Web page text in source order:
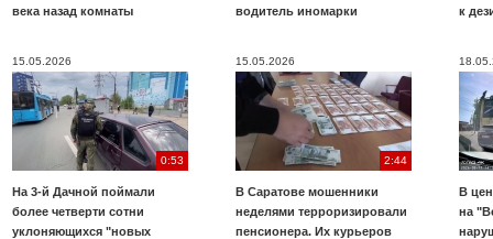
века назад комнаты водитель иномарки к
15.05.2026
0:53
На 3-й Дачной поймали
более четверти сотни
уклоняющихся "новых
15.05.2026
2:44
В Саратове мошенники
неделями терроризировали
пенсионера. Их курьеров
В
на